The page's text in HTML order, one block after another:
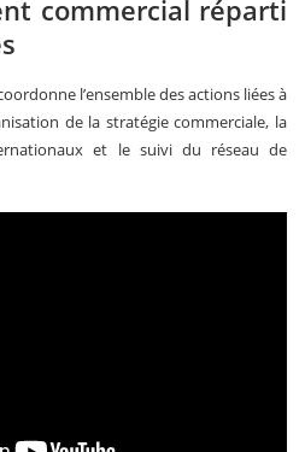
commercial réparti
l’ensemble des actions liées à
de la stratégie commerciale, la
et le suivi du réseau de